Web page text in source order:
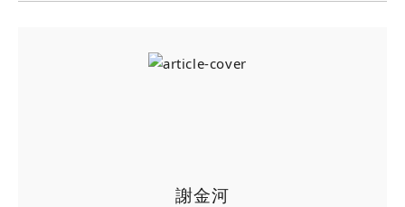
謝金河